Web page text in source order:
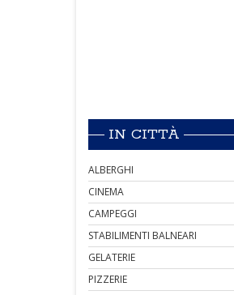
IN CITTÀ
ALBERGHI
CINEMA
CAMPEGGI
STABILIMENTI BALNEARI
GELATERIE
PIZZERIE